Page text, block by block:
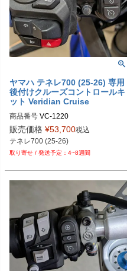
ヤマハ テネレ700 (25-26) 専用
後付けクルーズコントロールキ
ット Veridian Cruise
商品番号 VC-1220
旧型番：VC-1180-1
M型番：1180-1
販売価格 ¥53,700税込
テネレ700 (25-26)
4~8週間